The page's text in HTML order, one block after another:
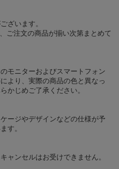
ざいます。
ご注文の商品が揃い次第まとめて
モニターおよびスマートフォン
より、実際の商品の色と異なっ
かじめご了承ください。
ージやデザインなどの仕様が予
す。
ャンセルはお受けできません。